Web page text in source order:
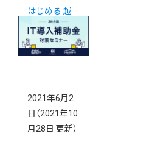
はじめる 越
境ECセミナ
ー
2021年6月2
日 （2021年10
月28日 更新）